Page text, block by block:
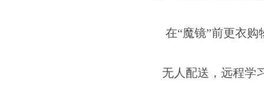
在“魔镜”前更衣购
无人配送，远程学